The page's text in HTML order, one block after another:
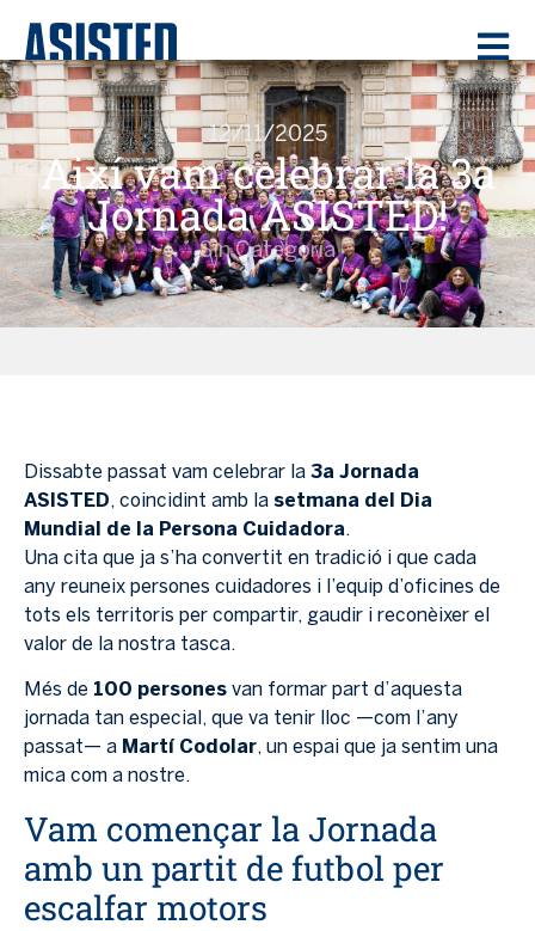
12/11/2025
Així vam celebrar la 3a
Jornada ASISTED!
Sin Categoría
Dissabte passat vam celebrar la 3a Jornada
ASISTED, coincidint amb la setmana del Dia
Mundial de la Persona Cuidadora.
Una cita que ja s’ha convertit en tradició i que cada
any reuneix persones cuidadores i l’equip d’oficines de
tots els territoris per compartir, gaudir i reconèixer el
valor de la nostra tasca.
Més de 100 persones van formar part d’aquesta
jornada tan especial, que va tenir lloc —com l’any
passat— a Martí Codolar, un espai que ja sentim una
mica com a nostre.
Vam començar la Jornada
amb un partit de futbol per
escalfar motors